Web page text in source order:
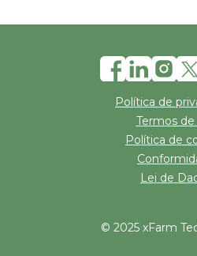
Política de
Termos de
Política de
Lei de
© 2025 xFarm